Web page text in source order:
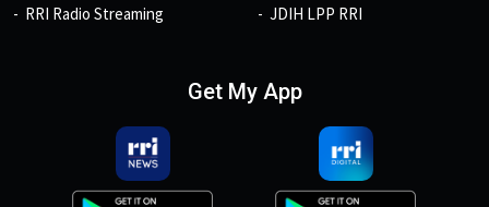
RRI Radio Streaming
JDIH LPP RRI
Get My App